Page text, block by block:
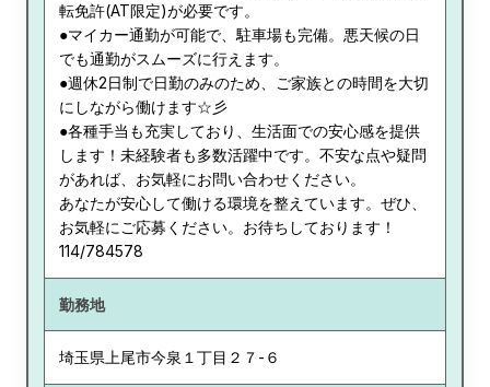
転免許(AT限定)が必要です。
●マイカー通勤が可能で、駐車場も完備。悪天候の日
でも通勤がスムーズに行えます。
●週休2日制で日勤のみのため、ご家族との時間を大切
にしながら働けます☆彡
●各種手当も充実しており、生活面での安心感を提供
します！未経験者も多数活躍中です。不安な点や疑問
があれば、お気軽にお問い合わせください。
あなたが安心して働ける環境を整えています。ぜひ、
お気軽にご応募ください。お待ちしております！
114/784578
勤務地
埼玉県 上尾市今泉１丁目２７-６